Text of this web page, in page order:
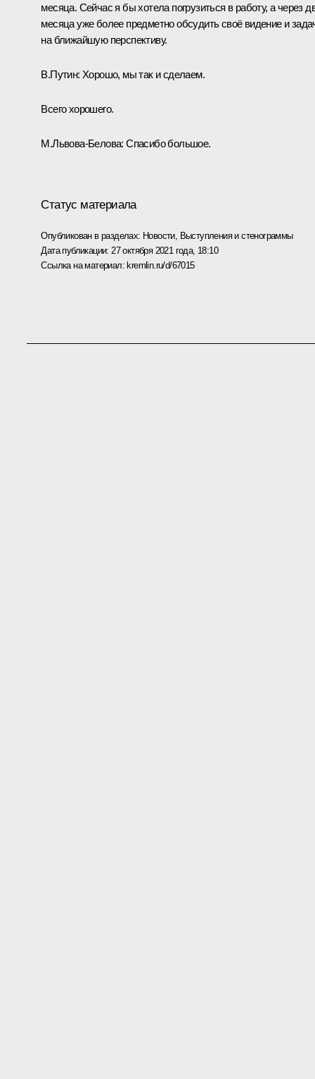
месяца. Сейчас я бы хотела погрузиться в работу, а через
месяца уже более предметно обсудить своё видение и
на ближайшую перспективу.
В.Путин: Хорошо, мы так и сделаем.
Всего хорошего.
М.Львова-Белова: Спасибо большое.
Статус материала
Опубликован в разделах: Новости, Выступления и стенограммы
Дата публикации: 27 октября 2021 года, 18:10
Ссылка на материал: kremlin.ru/d/67015